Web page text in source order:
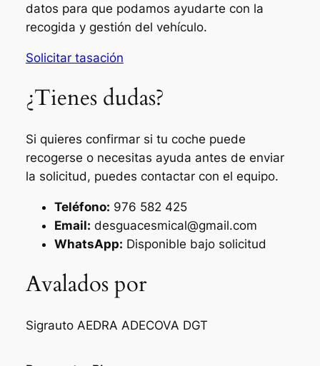
datos para que podamos ayudarte con la
recogida y gestión del vehículo.
Solicitar tasación
¿Tienes dudas?
Si quieres confirmar si tu coche puede
recogerse o necesitas ayuda antes de enviar
la solicitud, puedes contactar con el equipo.
Teléfono: 976 582 425
Email: desguacesmical@gmail.com
WhatsApp: Disponible bajo solicitud
Avalados por
Sigrauto AEDRA ADECOVA DGT